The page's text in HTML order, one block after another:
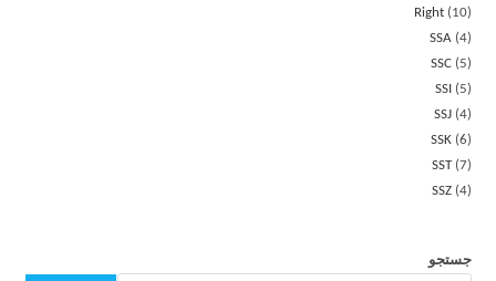
Right
10
SSA 4
SSC
5
SSI
5
SSJ 4
SSK 6
SST 7
SSZ 4
جستجو